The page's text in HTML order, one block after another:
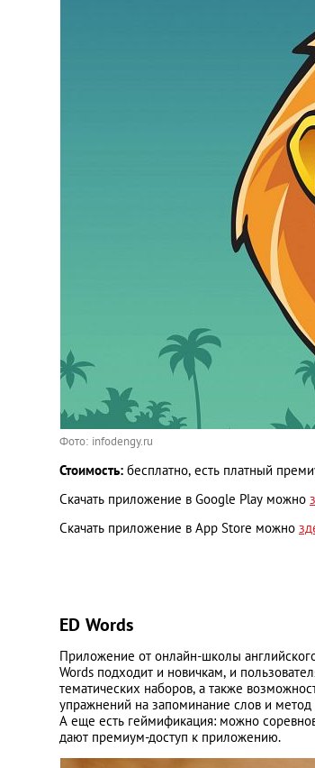
Фото: infodengy.ru
Стоимость: бесплатно, есть платный
Скачать приложение в Google Play можно
Скачать приложение в App Store можно
ED Words
Приложение от онлайн-школы
Words подходит и новичкам, и
тематических наборов, а также
упражнений на запоминание слов и
А еще есть геймификация: можно
дают премиум-доступ к приложению.